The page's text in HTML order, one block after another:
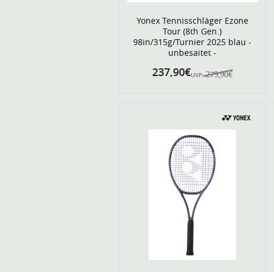
Yonex Tennisschläger Ezone
Tour (8th Gen.)
98in/315g/Turnier 2025 blau -
unbesaitet -
UVP: 279,90€
237,90€